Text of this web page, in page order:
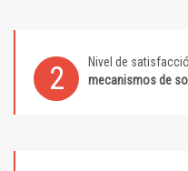
2 Nivel de
mecanismos de